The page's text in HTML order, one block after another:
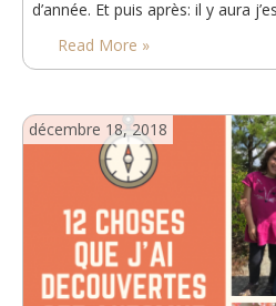
d’année. Et puis après: il y aura
qui s’essaiera au jeu de la
Read More »
décembre 18, 2018